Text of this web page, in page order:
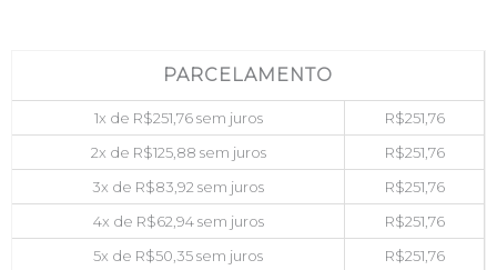
PARCELAMENTO
1x de R$251,76sem juros R$251,76
2x de R$125,88 sem juros R$251,76
3x de R$83,92 sem juros R$251,76
4x de R$62,94sem juros R$251,76
5x de R$50,35sem juros R$251,76